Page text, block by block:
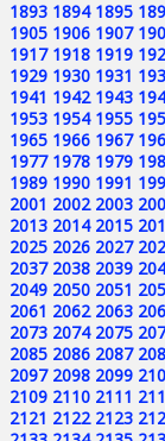
1893 1894 1895
1905 1906 1907
1917 1918 1919
1929 1930 1931
1941 1942 1943
1953 1954 1955
1965 1966 1967
1977 1978 1979
1989 1990 1991
2001 2002 2003
2013 2014 2015
2025 2026 2027
2037 2038 2039
2049 2050 2051
2061 2062 2063
2073 2074 2075
2085 2086 2087
2097 2098 2099
2109 2110 2111
2121 2122 2123